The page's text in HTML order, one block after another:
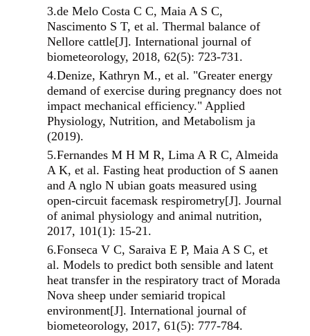
3.de Melo Costa C C, Maia A S C,
Nascimento S T, et al. Thermal balance of
Nellore cattle[J]. International journal of
biometeorology, 2018, 62(5): 723-731.
4.Denize, Kathryn M., et al. "Greater energy
demand of exercise during pregnancy does not
impact mechanical efficiency." Applied
Physiology, Nutrition, and Metabolism ja
(2019).
5.Fernandes M H M R, Lima A R C, Almeida
A K, et al. Fasting heat production of S aanen
and A nglo N ubian goats measured using
open‐circuit facemask respirometry[J]. Journal
of animal physiology and animal nutrition,
2017, 101(1): 15-21.
6.Fonseca V C, Saraiva E P, Maia A S C, et
al. Models to predict both sensible and latent
heat transfer in the respiratory tract of Morada
Nova sheep under semiarid tropical
environment[J]. International journal of
biometeorology, 2017, 61(5): 777-784.